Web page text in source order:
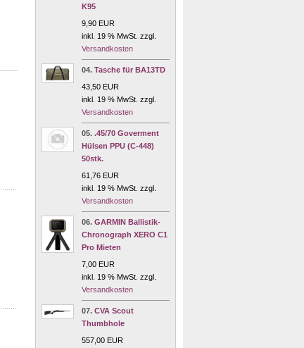
K95
9,90 EUR
inkl. 19 % MwSt. zzgl.
Versandkosten
04. Tasche für BA13TD
43,50 EUR
inkl. 19 % MwSt. zzgl.
Versandkosten
05. .45/70 Goverment
Hülsen PPU (C-448)
50stk.
61,76 EUR
inkl. 19 % MwSt. zzgl.
Versandkosten
06. GARMIN Ballistik-
Chronograph XERO C1
Pro Mieten
7,00 EUR
inkl. 19 % MwSt. zzgl.
Versandkosten
07. CVA Scout
Thumbhole
557,00 EUR